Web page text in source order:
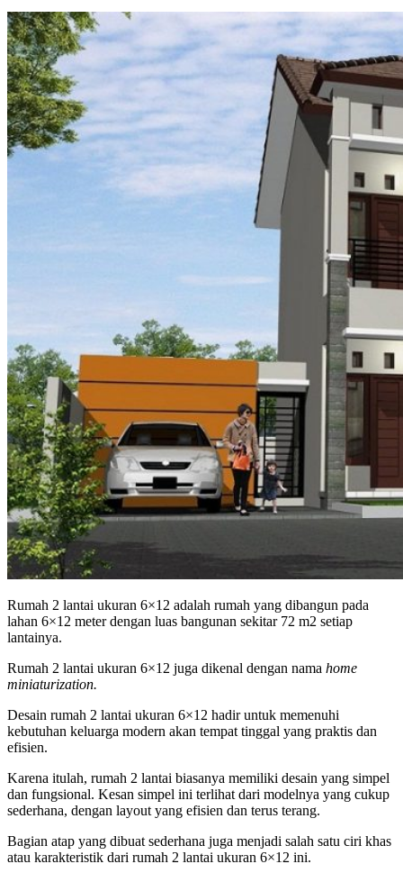
Rumah 2 lantai ukuran 6×12 adalah rumah yang dibangun pada
lahan 6×12 meter dengan luas bangunan sekitar 72 m2 setiap
lantainya.
Rumah 2 lantai ukuran 6×12 juga dikenal dengan nama home
miniaturization.
Desain rumah 2 lantai ukuran 6×12 hadir untuk memenuhi
kebutuhan keluarga modern akan tempat tinggal yang praktis dan
efisien.
Karena itulah, rumah 2 lantai biasanya memiliki desain yang simpel
dan fungsional. Kesan simpel ini terlihat dari modelnya yang cukup
sederhana, dengan layout yang efisien dan terus terang.
Bagian atap yang dibuat sederhana juga menjadi salah satu ciri khas
atau karakteristik dari rumah 2 lantai ukuran 6×12 ini.